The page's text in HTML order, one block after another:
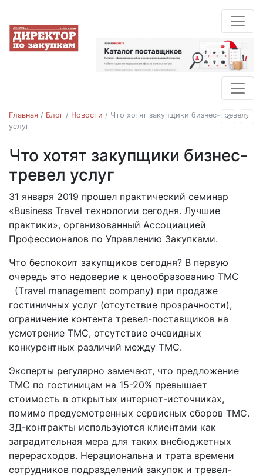
Назад
Главная / Блог / Новости / Что хотят закупщики бизнес-тревел
услуг
Новости
бизнес-тревел
Что хотят закупщики бизнес-
тревел услуг
08.02.2019
31 января 2019 прошел практический семинар
«Business Travel технологии сегодня. Лучшие
практики», организованный Ассоциацией
Профессионалов по Управлению Закупками.
Что беспокоит закупщиков сегодня? В первую
очередь это недоверие к ценообразованию ТМС
(Тravel management company) при продаже
гостиничных услуг (отсутствие прозрачности),
ограничение контента тревел-поставщиков на
усмотрение ТМС, отсутствие очевидных
конкурентных различий между ТМС.
Эксперты регулярно замечают, что предложение
ТМС по гостиницам на 15-20% превышает
стоимость в открытых интернет-источниках,
помимо предусмотренных сервисных сборов ТМС.
3Д-контракты используются клиентами как
заградительная мера для таких внебюджетных
перерасходов. Нерациональна и трата времени
сотрудников подразделений закупок и тревел-